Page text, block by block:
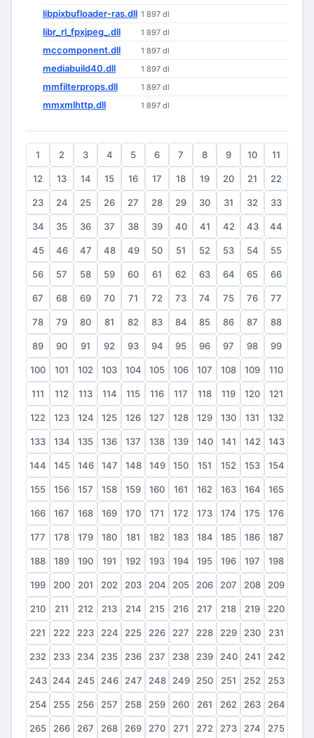
libpixbufloader-ras.dll 1 897 dl
libr_rl_fpxjpeg_.dll 1 897 dl
mccomponent.dll 1 897 dl
mediabuild40.dll 1 897 dl
mmfilterprops.dll 1 897 dl
mmxmlhttp.dll 1 897 dl
1 2 3 4 5 6 7 8 9 10 11
12 13 14 15 16 17 18 19 20 21 22
23 24 25 26 27 28 29 30 31 32 33
34 35 36 37 38 39 40 41 42 43 44
45 46 47 48 49 50 51 52 53 54 55
56 57 58 59 60 61 62 63 64 65 66
67 68 69 70 71 72 73 74 75 76 77
78 79 80 81 82 83 84 85 86 87 88
89 90 91 92 93 94 95 96 97 98 99
100 101 102 103 104 105 106 107 108 109 110
111 112 113 114 115 116 117 118 119 120 121
122 123 124 125 126 127 128 129 130 131 132
133 134 135 136 137 138 139 140 141 142 143
144 145 146 147 148 149 150 151 152 153 154
155 156 157 158 159 160 161 162 163 164 165
166 167 168 169 170 171 172 173 174 175 176
177 178 179 180 181 182 183 184 185 186 187
188 189 190 191 192 193 194 195 196 197 198
199 200 201 202 203 204 205 206 207 208 209
210 211 212 213 214 215 216 217 218 219 220
221 222 223 224 225 226 227 228 229 230 231
232 233 234 235 236 237 238 239 240 241 242
243 244 245 246 247 248 249 250 251 252 253
254 255 256 257 258 259 260 261 262 263 264
265 266 267 268 269 270 271 272 273 274 275